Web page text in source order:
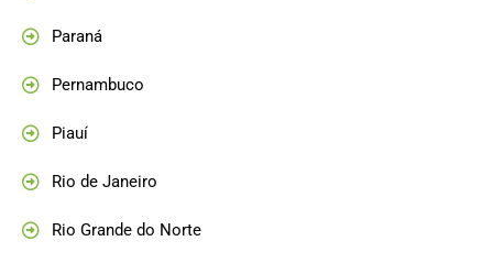
Paraná
Pernambuco
Piauí
Rio de Janeiro
Rio Grande do Norte